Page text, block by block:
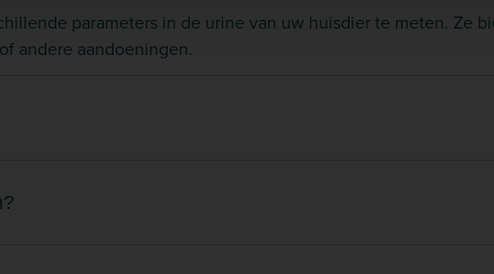
parameters in de urine van uw huisdier te meten.
andere aandoeningen.